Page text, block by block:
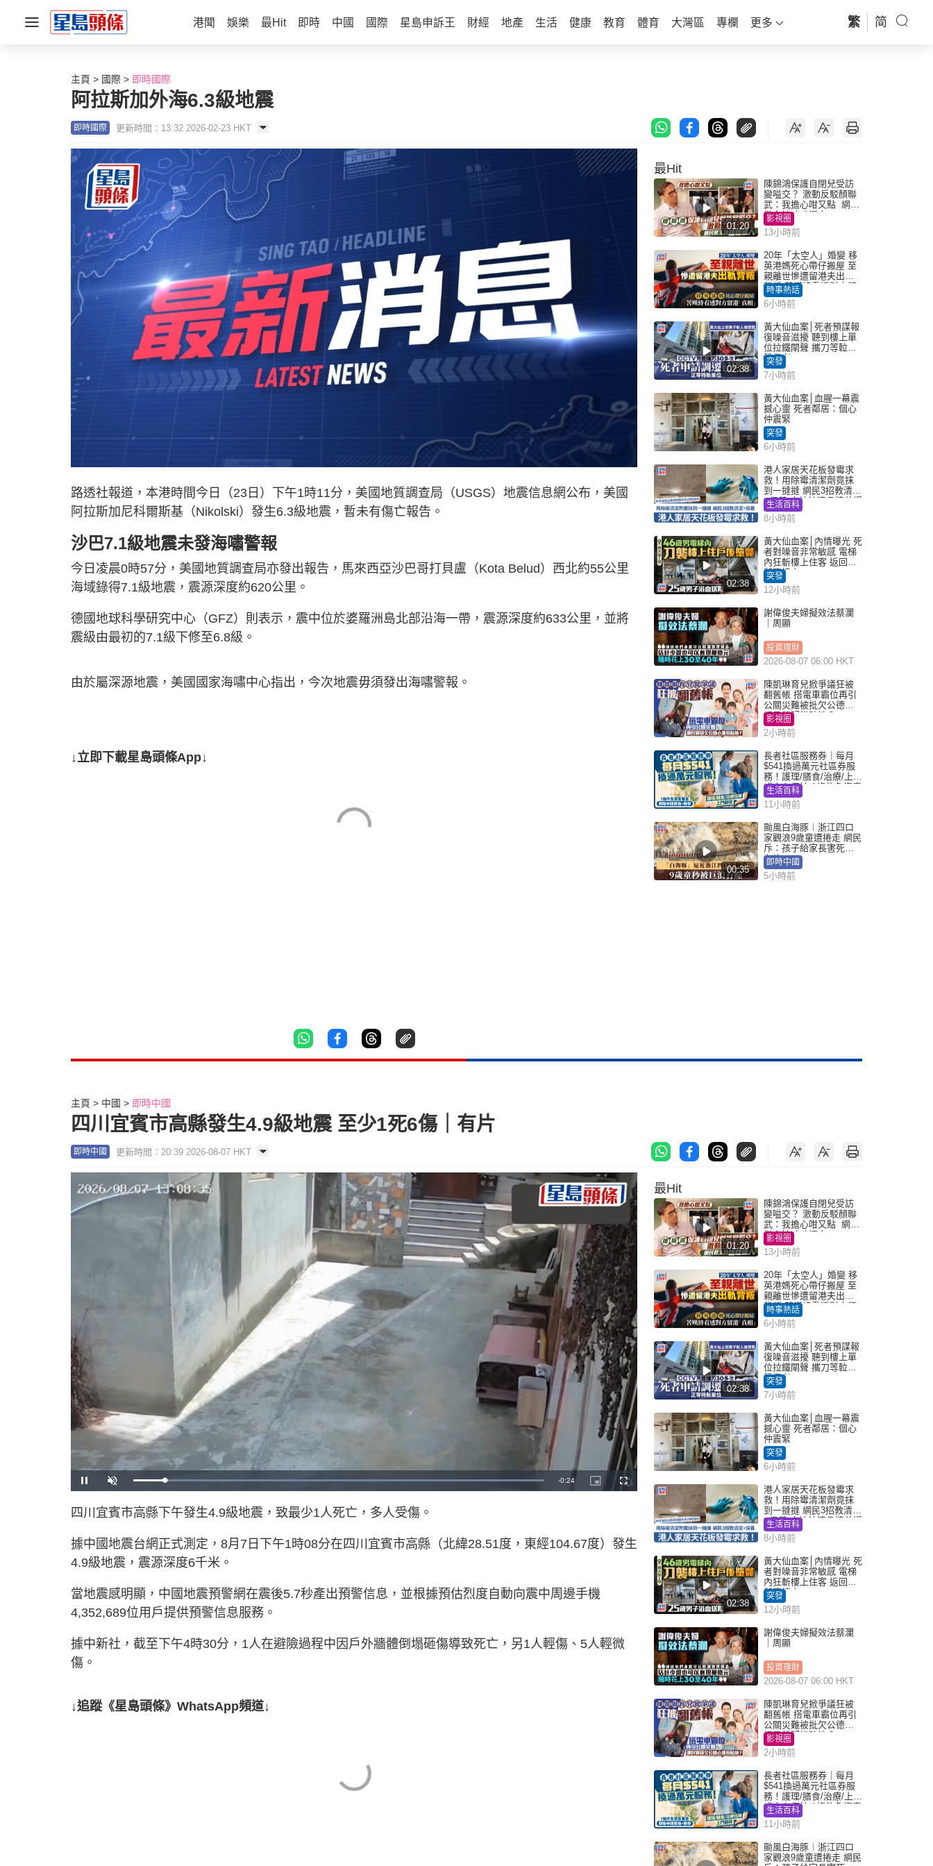
港聞 娛樂 最Hit 即時 中國 國際 星島申訴王 財經 地產 生活 健康 教育 體育 大灣區 專欄 更多 繁 简
主頁 國際 即時國際
阿拉斯加外海6.3級地震
即時國際 更新時間：13:32 2026-02-23 HKT
路透社報道，本港時間今日（23日）下午1時11分，美國地質調查局（USGS）地震信息網公布，美國
阿拉斯加尼科爾斯基（Nikolski）發生6.3級地震，暫未有傷亡報告。
沙巴7.1級地震未發海嘯警報
今日凌晨0時57分，美國地質調查局亦發出報告，馬來西亞沙巴哥打貝盧（Kota Belud）西北約55公里
海域錄得7.1級地震，震源深度約620公里。
德國地球科學研究中心（GFZ）則表示，震中位於婆羅洲島北部沿海一帶，震源深度約633公里，並將
震級由最初的7.1級下修至6.8級。
由於屬深源地震，美國國家海嘯中心指出，今次地震毋須發出海嘯警報。
↓立即下載星島頭條App↓
最Hit
01:20
陳錦鴻保護自閉兒受訪
變嗌交？ 激動反駁顏聯
武：我擔心咁又點 網民
批主持咄咄逼人
影視圈
13小時前
20年「太空人」婚變 移
英港媽死心帶仔搬屋 至
親離世慘遭留港夫出軌
背叛 苦嘆終看透對方留
港「真相」｜Juicy叮
時事熱話
6小時前
02:38
黃大仙血案│死者預謀報
復噪音滋擾 聽到樓上單
位拉鐵閘聲 攜刀等𨋢伏
擊傷者
突發
7小時前
黃大仙血案│血腥一幕震
撼心靈 死者鄰居：個心
仲震緊
突發
6小時前
港人家居天花板發霉求
救！用除霉清潔劑竟抹
到一撻撻 網民3招教清潔
+保養 本地油漆品牌曾提
醒勿用1物防變色
生活百科
8小時前
02:38
黃大仙血案│內情曝光 死
者對噪音非常敏感 電梯
內狂斬樓上住客 返回住
所墮樓亡
突發
12小時前
謝偉俊夫婦擬效法蔡瀾
｜周顯
投資理財
2026-08-07 06:00 HKT
陳凱琳育兒掀爭議狂被
翻舊帳 搭電車霸位再引
公關災難被批欠公德心
網民質疑扮貼地？
影視圈
2小時前
長者社區服務券｜每月
$541換過萬元社區券服
務！護理/膳食/治療/上門
或中心任揀 1條件免資產
審查（附申請資格及教
學）
生活百科
11小時前
00:35
颱風白海豚︱浙江四口
家觀浪9歲童遭捲走 網民
斥：孩子給家長害死︱
有片
即時中國
5小時前
主頁 中國 即時中國
四川宜賓市高縣發生4.9級地震 至少1死6傷｜有片
即時中國 更新時間：20:39 2026-08-07 HKT
P
a
U
n
u
t
e
L
o
e
d
0
0
R
a
g
-0:22
P
i
i
n
u
r
e
F
u
e
n
四川宜賓市高縣下午發生4.9級地震，致最少1人死亡，多人受傷。
據中國地震台網正式測定，8月7日下午1時08分在四川宜賓市高縣（北緯28.51度，東經104.67度）發生
4.9級地震，震源深度6千米。
當地震感明顯，中國地震預警網在震後5.7秒產出預警信息，並根據預估烈度自動向震中周邊手機
4,352,689位用戶提供預警信息服務。
據中新社，截至下午4時30分，1人在避險過程中因戶外牆體倒塌砸傷導致死亡，另1人輕傷、5人輕微
傷。
↓追蹤《星島頭條》WhatsApp頻道↓
最Hit
01:20
陳錦鴻保護自閉兒受訪
變嗌交？ 激動反駁顏聯
武：我擔心咁又點 網民
批主持咄咄逼人
影視圈
13小時前
20年「太空人」婚變 移
英港媽死心帶仔搬屋 至
親離世慘遭留港夫出軌
背叛 苦嘆終看透對方留
港「真相」｜Juicy叮
時事熱話
6小時前
02:38
黃大仙血案│死者預謀報
復噪音滋擾 聽到樓上單
位拉鐵閘聲 攜刀等𨋢伏
擊傷者
突發
7小時前
黃大仙血案│血腥一幕震
撼心靈 死者鄰居：個心
仲震緊
突發
6小時前
港人家居天花板發霉求
救！用除霉清潔劑竟抹
到一撻撻 網民3招教清潔
+保養 本地油漆品牌曾提
醒勿用1物防變色
生活百科
8小時前
02:38
黃大仙血案│內情曝光 死
者對噪音非常敏感 電梯
內狂斬樓上住客 返回住
所墮樓亡
突發
12小時前
謝偉俊夫婦擬效法蔡瀾
｜周顯
投資理財
2026-08-07 06:00 HKT
陳凱琳育兒掀爭議狂被
翻舊帳 搭電車霸位再引
公關災難被批欠公德心
網民質疑扮貼地？
影視圈
2小時前
長者社區服務券｜每月
$541換過萬元社區券服
務！護理/膳食/治療/上門
或中心任揀 1條件免資產
審查（附申請資格及教
學）
生活百科
11小時前
颱風白海豚︱浙江四口
家觀浪9歲童遭捲走 網民